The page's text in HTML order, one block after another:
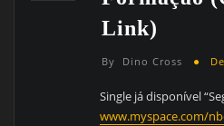
Link)
By Dino Cross
Single já disponível
www.myspace.com/